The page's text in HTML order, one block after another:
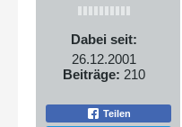
Dabei seit:
26.12.2001
Beiträge: 210
Teilen